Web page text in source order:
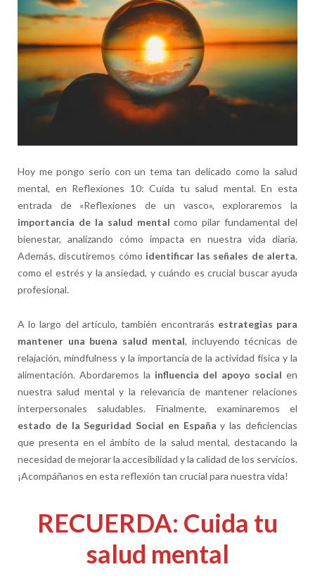
Hoy me pongo serio con un tema tan delicado como la salud
mental, en Reflexiones 10: Cuida tu salud mental. En esta
entrada de «Reflexiones de un vasco», exploraremos la
importancia de la salud mental como pilar fundamental del
bienestar, analizando cómo impacta en nuestra vida diaria.
Además, discutiremos cómo identificar las señales de alerta,
como el estrés y la ansiedad, y cuándo es crucial buscar ayuda
profesional.
A lo largo del artículo, también encontrarás estrategias para
mantener una buena salud mental, incluyendo técnicas de
relajación, mindfulness y la importancia de la actividad física y la
alimentación. Abordaremos la influencia del apoyo social en
nuestra salud mental y la relevancia de mantener relaciones
interpersonales saludables. Finalmente, examinaremos el
estado de la Seguridad Social en España y las deficiencias
que presenta en el ámbito de la salud mental, destacando la
necesidad de mejorar la accesibilidad y la calidad de los servicios.
¡Acompáñanos en esta reflexión tan crucial para nuestra vida!
RECUERDA: Cuida tu
salud mental